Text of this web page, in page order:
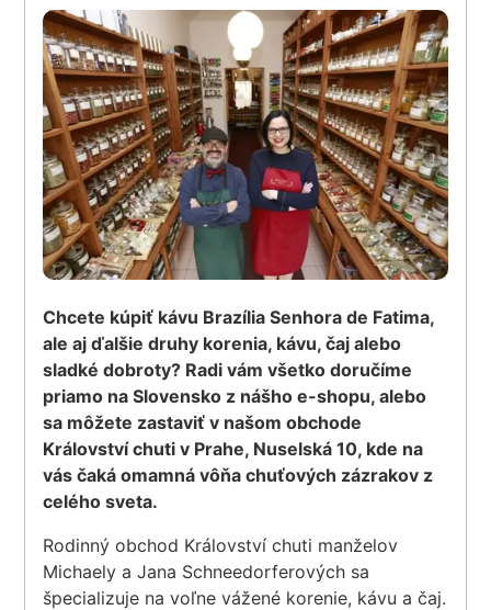
Chcete kúpiť kávu Brazília Senhora de Fatima,
ale aj ďalšie druhy korenia, kávu, čaj alebo
sladké dobroty? Radi vám všetko doručíme
priamo na Slovensko z nášho e-shopu, alebo
sa môžete zastaviť v našom obchode
Království chuti v Prahe, Nuselská 10, kde na
vás čaká omamná vôňa chuťových zázrakov z
celého sveta.
Rodinný obchod Království chuti manželov
Michaely a Jana Schneedorferových sa
špecializuje na voľne vážené korenie, kávu a čaj.